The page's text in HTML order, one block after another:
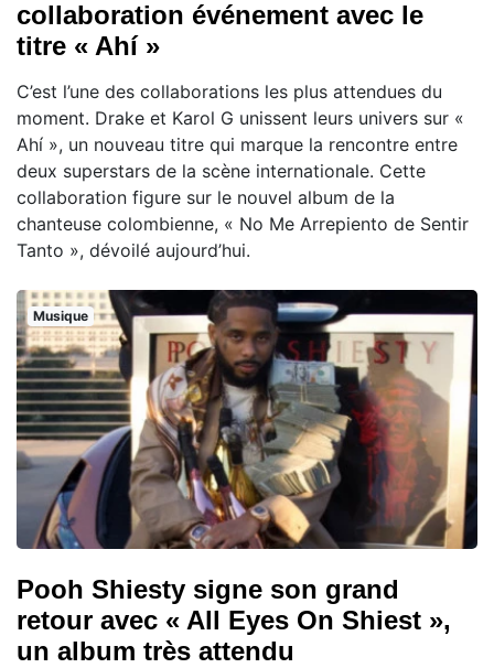
collaboration événement avec le
titre « Ahí »
C’est l’une des collaborations les plus attendues du
moment. Drake et Karol G unissent leurs univers sur «
Ahí », un nouveau titre qui marque la rencontre entre
deux superstars de la scène internationale. Cette
collaboration figure sur le nouvel album de la
chanteuse colombienne, « No Me Arrepiento de Sentir
Tanto », dévoilé aujourd’hui.
Musique
Pooh Shiesty signe son grand
retour avec « All Eyes On Shiest »,
un album très attendu